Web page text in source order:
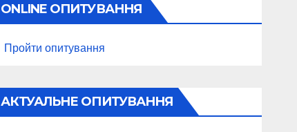
ONLINE ОПИТУВАННЯ
Пройти опитування
АКТУАЛЬНЕ ОПИТУВАННЯ